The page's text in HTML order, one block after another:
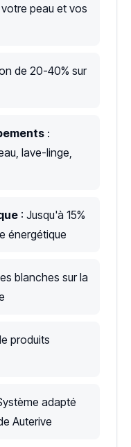
peau et vos
de 20-40% sur
:
lave-linge,
: Jusqu'à 15%
énergétique
blanches sur la
produits
adapté
Auterive